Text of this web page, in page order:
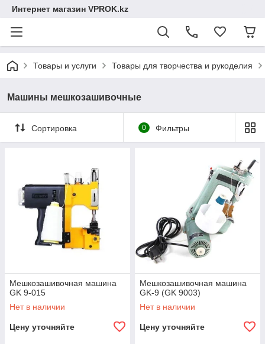
Интернет магазин VPROK.kz
Товары и услуги Товары для творчества и рукоделия
Машины мешкозашивочные
Сортировка 0 Фильтры
Мешкозашивочная машина
GK 9-015
Нет в наличии
Цену уточняйте
Мешкозашивочная машина
GK-9 (GK 9003)
Нет в наличии
Цену уточняйте